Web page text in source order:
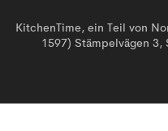
KitchenTime, ein Teil von
1597) Stämpelvägen 3,